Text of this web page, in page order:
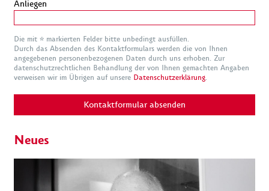
Anliegen
Die mit * markierten Felder bitte unbedingt ausfüllen.
Durch das Absenden des Kontaktformulars werden die von Ihnen
angegebenen personenbezogenen Daten durch uns erhoben. Zur
datenschutzrechtlichen Behandlung der von Ihnen gemachten Angaben
verweisen wir im Übrigen auf unsere Datenschutzerklärung.
Kontaktformular absenden
Neues